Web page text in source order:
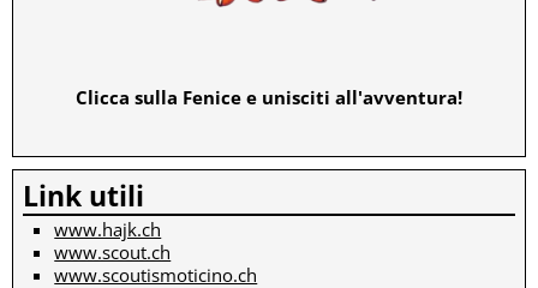
Clicca sulla Fenice e unisciti all'avventura!
Link utili
www.hajk.ch
www.scout.ch
www.scoutismoticino.ch